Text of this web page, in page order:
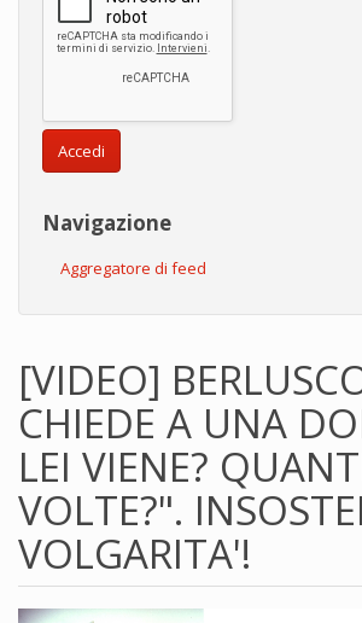
Accedi
Navigazione
Aggregatore di feed
[VIDEO]
CHIEDE A UNA
LEI VIENE?
VOLTE?".
VOLGARITA'!